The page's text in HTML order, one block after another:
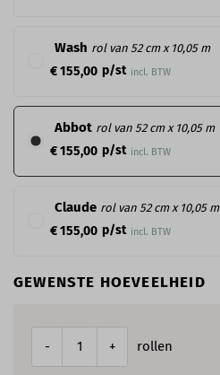
Wash rol van 52 cm x 10,05 m
€ 155,00 p/st incl. BTW
Abbot rol van 52 cm x 10,05 m
€ 155,00 p/st incl. BTW
Claude rol van 52 cm x 10,05 m
€ 155,00 p/st incl. BTW
GEWENSTE HOEVEELHEID
- + rollen